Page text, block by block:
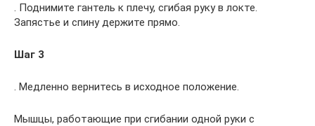
. Поднимите гантель к плечу, сгибая руку в локте.
Запястье и спину держите прямо.
Шаг 3
. Медленно вернитесь в исходное положение.
Мышцы, работающие при сгибании одной руки с